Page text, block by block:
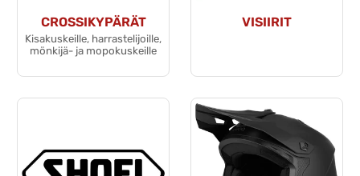
CROSSIKYPÄRÄT
Kisakuskeille, harrastelijoille,
mönkijä- ja mopokuskeille
VISIIRIT